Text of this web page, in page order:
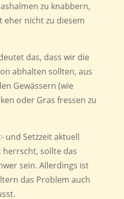
zu knabbern,
eher nicht zu diesem
das, dass wir die
abhalten sollten, aus
Gewässern (wie
oder Gras fressen zu
und Setzzeit aktuell
herrscht, sollte das
sein. Allerdings ist
das Problem auch